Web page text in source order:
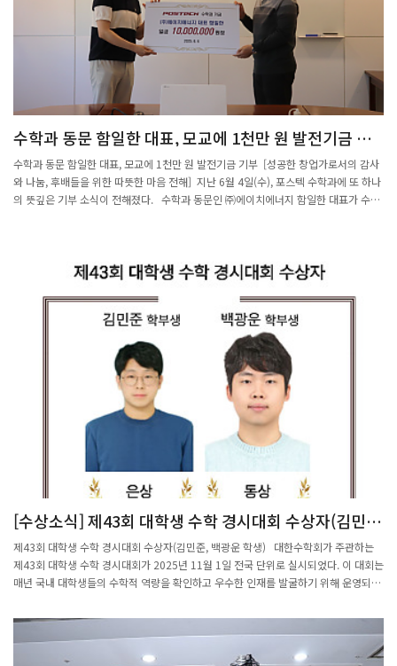
회·악기 체험 △14일 강연과 미디어 퍼포먼스가 있다. 강연은 사전 등록이 필요하며,
전시는 별도의 등록 없이 누구나 자유롭게 관람할 수 있다.이번 행사에는 우정아 포스
텍 교수를 비롯해 미술가 노상호, 소설가 정보라, 작곡가 김명옥, 예술감독 이병희, 가
야금 연주자 송영숙 등 각 분야에서 활동 중인 예술가들이 참여한다. 특히 AI 기술을 창
작 도구로 사용하는 예술가들이 자신만의 작업 세계와 철학을 공유하며, 인공지능 예술
의 현재와 미래를 가늠해보는 자리가 될 전망이다.행사는 포스텍 수리데이터과학연구
소(MINDS) 주관, 포스텍 인문사회학부와 포항문화재단 <예술기술융합 실험실> 공동
기획으로, 포항시 교육특구 사업의 지원을 받아 운영된다.자세한 일정은 행사 홈페이지
면 된다.출처 : 경북일보(https://www.kyongbuk.co.kr)
수학과 동문 함일한 대표, 모교에 1천만 원 발전기금 기
부
수학과 동문 함일한 대표, 모교에 1천만 원 발전기금 기부 [성공한 창업가로서의 감사
와 나눔, 후배들을 위한 따뜻한 마음 전해] 지난 6월 4일(수), 포스텍 수학과에 또 하나
의 뜻깊은 기부 소식이 전해졌다. 수학과 동문인 ㈜에이치에너지 함일한 대표가 수학
한 기대를 함께 밝혔다. ㈜에이치에너지는 지난 2018년, 학교법인 포항공과대학교와
기 투자를 유치한 바 있다. 이후 괄목할 만한 성장을 이루었으며, 그 성과 중 일부를 기
반으로 이번 기부가 실현되었다. 기부를 결정한 함일한 대표는 “모교의 따뜻한 지원이
있었기에 지금의 성장이 가능했다”며, “수학과가 더 큰 도약을 이루고, 후배들이 더 좋
은 환경에서 학문에 몰두할 수 있기를 바라는 마음에서 기부를 결정했다”고 전했다.
특히 이날 오후, 수리과학관 301호에서 기부금 전달식이 진행되었으며, 수학과 주임교
수와 학과 구성원이 함께 자리해 감사의 뜻을 전했다. 한편, ㈜이앤인베스트먼트는 이
번 기부를 계기로 수학과 구성원들을 대상으로 자사의 주요 투자 사례 및 스타트업 생
태계에 대한 소개의 장을 마련해 줄 것을 요청하기도 했다. 이는 단순한 기부를 넘어 실
질적인 산학연계를 도모하는 의미 있는 제안으로 평가된다. 수학과는 함일한 대표의
따뜻한 뜻을 소중히 새기며, 기부금이 수학과의 발전은 물론 미래 인재 양성에 실질적
인 도움이 될 수 있도록 운영해나갈 예정이다.
[수상소식] 제43회 대학생 수학 경시대회 수상자(김민
준, 백광운 학생)
제43회 대학생 수학 경시대회 수상자(김민준, 백광운 학생) 대한수학회가 주관하는
제43회 대학생 수학 경시대회가 2025년 11월 1일 전국 단위로 실시되었다. 이 대회는
매년 국내 대학생들의 수학적 역량을 확인하고 우수한 인재를 발굴하기 위해 운영되고
일 공식 발표되었으며, 각 분야에서 우수한 성적을 거둔 수상자가 선정되었다. 이번 대
회에서는 분야별로 대상, 금상, 은상, 동상이 수여되었다. 대상·금상·은상 수상자에게
는 상장과 함께 각각 100만 원, 20만 원, 10만 원의 상금이 지급되며, 동상 수상자에게